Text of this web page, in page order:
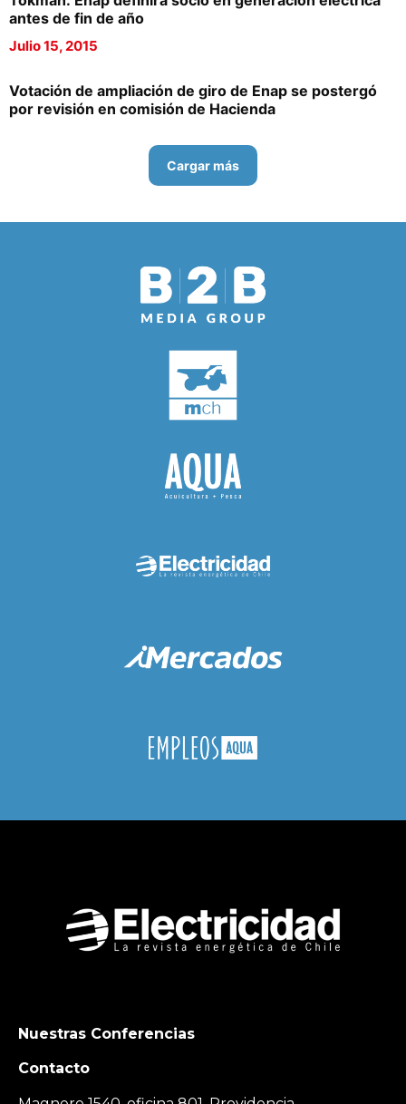
antes de fin de año
Julio 15, 2015
Votación de ampliación de giro de Enap se postergó
por revisión en comisión de Hacienda
Cargar más
Nuestras Conferencias
Contacto